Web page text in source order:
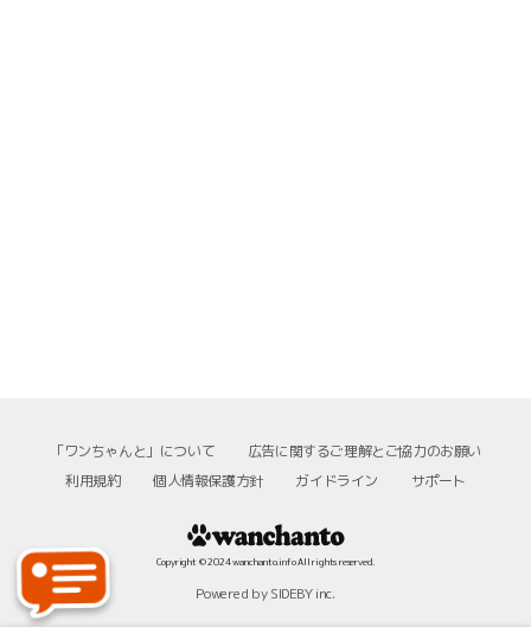
「ワンちゃんと」について
広告に関するご理解とご協力のお願い
利用規約
個人情報保護方針 ガイドライン サポート
Copyright © 2024 wanchanto.info All rights reserved.
Powered by SIDEBY inc.